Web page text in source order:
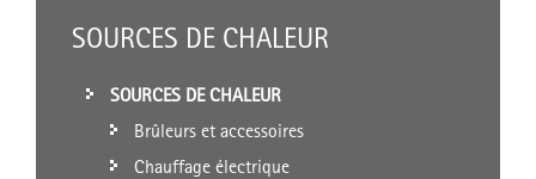
SOURCES DE CHALEUR
SOURCES DE CHALEUR
Brûleurs et accessoires
Chauffage électrique